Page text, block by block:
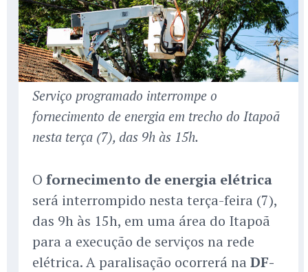
Serviço programado interrompe o
fornecimento de energia em trecho do Itapoã
nesta terça (7), das 9h às 15h.
O fornecimento de energia elétrica
será interrompido nesta terça-feira (7),
das 9h às 15h, em uma área do Itapoã
para a execução de serviços na rede
elétrica. A paralisação ocorrerá na DF-